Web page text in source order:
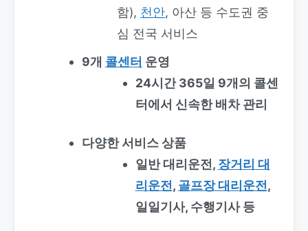
함), 천안, 아산 등 수도권 중
심 전국 서비스
9개 콜센터 운영
24시간 365일 9개의 콜센
터에서 신속한 배차 관리
다양한 서비스 상품
일반 대리운전, 장거리 대
리운전, 골프장 대리운전,
일일기사, 수행기사 등